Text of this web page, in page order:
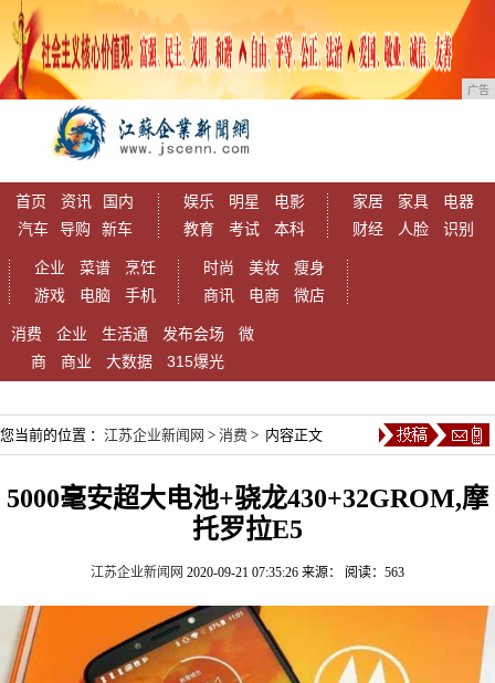
广告
首页 资讯
国内
汽车
导购 新车
娱乐 明星
电影
教育
考试 本科
家居 家具
电器
财经
人脸 识别
企业 菜谱
烹饪
游戏
电脑 手机
时尚 美妆
瘦身
商讯
电商 微店
消费 企业 生活通 发布会场
微
商
商业 大数据 315爆光
您当前的位置 ： 江苏企业新闻网 > 消费 > 内容正文
5000毫安超大电池+骁龙430+32GROM,摩
托罗拉E5
江苏企业新闻网 2020-09-21 07:35:26 来源： 阅读：563